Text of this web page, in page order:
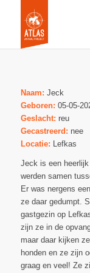
Naam: Jeck
Geboren: 05-05-
Geslacht: reu
Gecastreerd: nee
Locatie: Lefkas
Jeck is een
werden samen
Er was nergens
ze daar gedumpt.
gastgezin op
zijn ze in de
maar daar kijken
honden en ze zijn
graag en veel! Ze